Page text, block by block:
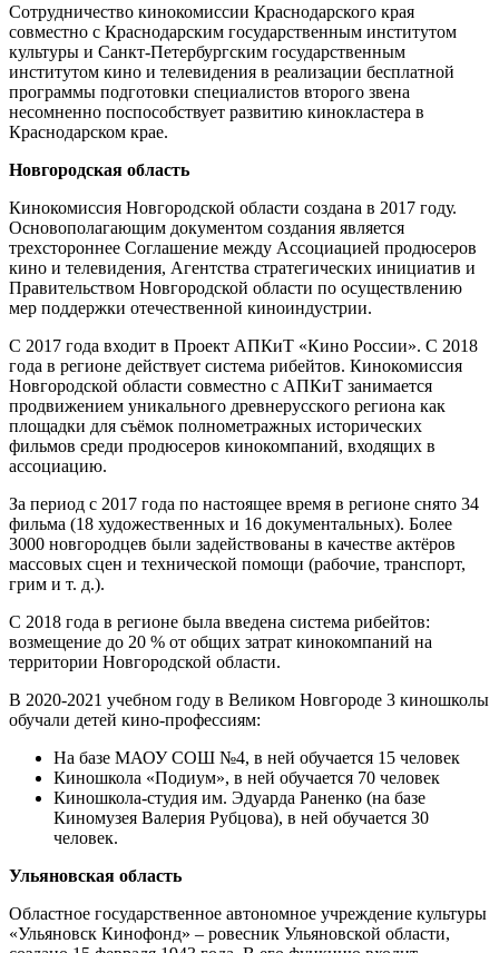
Сотрудничество кинокомиссии Краснодарского края
совместно с Краснодарским государственным институтом
культуры и Санкт-Петербургским государственным
институтом кино и телевидения в реализации бесплатной
программы подготовки специалистов второго звена
несомненно поспособствует развитию кинокластера в
Краснодарском крае.
Новгородская область
Кинокомиссия Новгородской области создана в 2017 году.
Основополагающим документом создания является
трехстороннее Соглашение между Ассоциацией продюсеров
кино и телевидения, Агентства стратегических инициатив и
Правительством Новгородской области по осуществлению
мер поддержки отечественной киноиндустрии.
С 2017 года входит в Проект АПКиТ «Кино России». С 2018
года в регионе действует система рибейтов. Кинокомиссия
Новгородской области совместно с АПКиТ занимается
продвижением уникального древнерусского региона как
площадки для съёмок полнометражных исторических
фильмов среди продюсеров кинокомпаний, входящих в
ассоциацию.
За период с 2017 года по настоящее время в регионе снято 34
фильма (18 художественных и 16 документальных). Более
3000 новгородцев были задействованы в качестве актёров
массовых сцен и технической помощи (рабочие, транспорт,
грим и т. д.).
С 2018 года в регионе была введена система рибейтов:
возмещение до 20 % от общих затрат кинокомпаний на
территории Новгородской области.
В 2020-2021 учебном году в Великом Новгороде 3 киношколы
обучали детей кино-профессиям:
На базе МАОУ СОШ №4, в ней обучается 15 человек
Киношкола «Подиум», в ней обучается 70 человек
Киношкола-студия им. Эдуарда Раненко (на базе
Киномузея Валерия Рубцова), в ней обучается 30
человек.
Ульяновская область
Областное государственное автономное учреждение культуры
«Ульяновск Кинофонд» – ровесник Ульяновской области,